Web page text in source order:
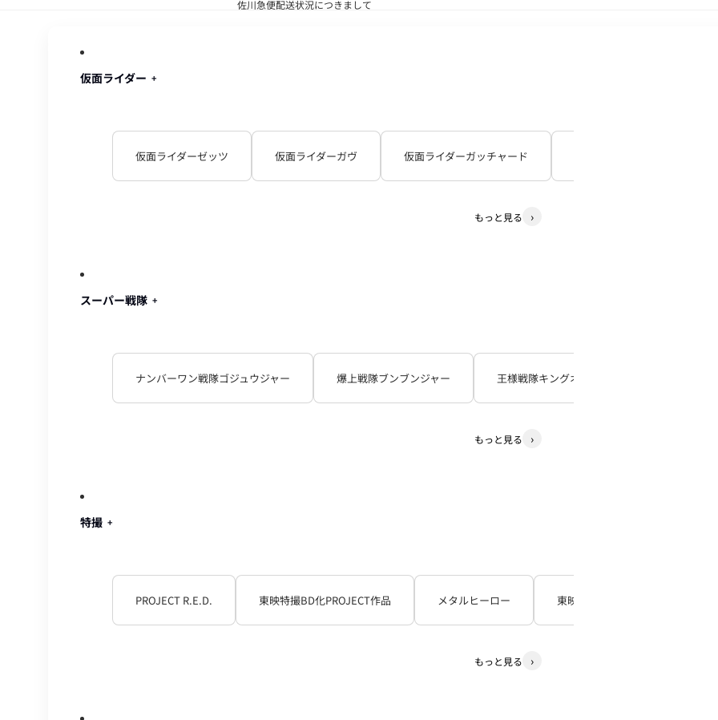
佐川急便配送状況につきまして
佐川急便配送状況につきまして
仮面ライダー
仮面ライダーゼッツ 仮面ライダーガヴ 仮面ライダーガッチャード
もっと見る
スーパー戦隊
ナンバーワン戦隊ゴジュウジャー 爆上戦隊ブンブンジャー 王様戦隊キングオージャー
もっと見る
特撮
PROJECT R.E.D. 東映特撮BD化PROJECT作品 メタルヒーロー 東映TV特撮シリーズ
もっと見る